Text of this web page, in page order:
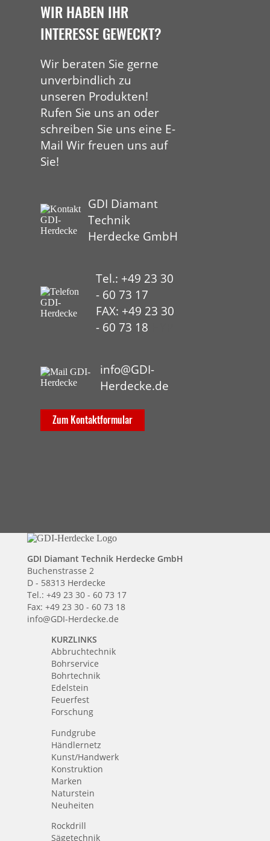
WIR HABEN IHR
INTERESSE GEWECKT?
Wir beraten Sie gerne
unverbindlich zu
unseren Produkten!
Rufen Sie uns an oder
schreiben Sie uns eine E-
Mail Wir freuen uns auf
Sie!
GDI Diamant
Technik
Herdecke GmbH
Tel.: +49 23 30
- 60 73 17
FAX: +49 23 30
- 60 73 18
info@GDI-
Herdecke.de
Zum Kontaktformular
GDI Diamant Technik Herdecke GmbH
Buchenstrasse 2
D - 58313 Herdecke
Tel.: +49 23 30 - 60 73 17
Fax: +49 23 30 - 60 73 18
info@GDI-Herdecke.de
KURZLINKS
Abbruchtechnik
Bohrservice
Bohrtechnik
Edelstein
Feuerfest
Forschung
Fundgrube
Händlernetz
Kunst/Handwerk
Konstruktion
Marken
Naturstein
Neuheiten
Rockdrill
Sägetechnik